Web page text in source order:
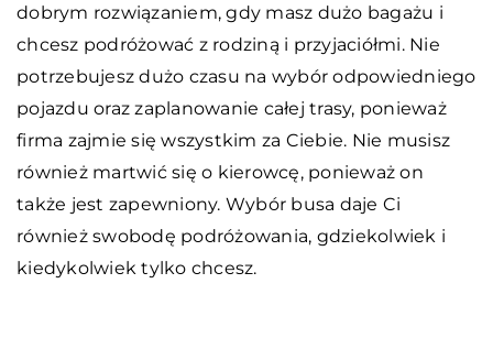
dobrym rozwiązaniem, gdy masz dużo bagażu i
chcesz podróżować z rodziną i przyjaciółmi. Nie
potrzebujesz dużo czasu na wybór odpowiedniego
pojazdu oraz zaplanowanie całej trasy, ponieważ
firma zajmie się wszystkim za Ciebie. Nie musisz
również martwić się o kierowcę, ponieważ on
także jest zapewniony. Wybór busa daje Ci
również swobodę podróżowania, gdziekolwiek i
kiedykolwiek tylko chcesz.